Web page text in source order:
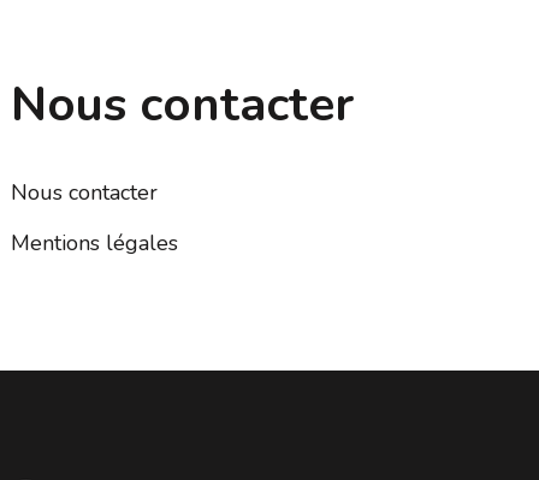
Nous contacter
Nous contacter
Mentions légales